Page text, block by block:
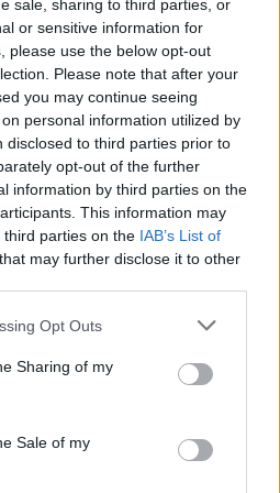
sale, sharing to third parties, or
or sensitive information for
please use the below opt-out
Please note that after your
you may continue seeing
personal information utilized by
disclosed to third parties prior to
opt-out of the further
information by third parties on the
This information may
parties on the IAB’s List of
that may further disclose it to other
app uses one or more Google
behaviour. You may click to
and its third-party tags to
purposes in below Google
Opt Outs
Sharing of my
Sale of my
érkezik, a Rhone
Chapoutier két ismert és
a Perrin család ...